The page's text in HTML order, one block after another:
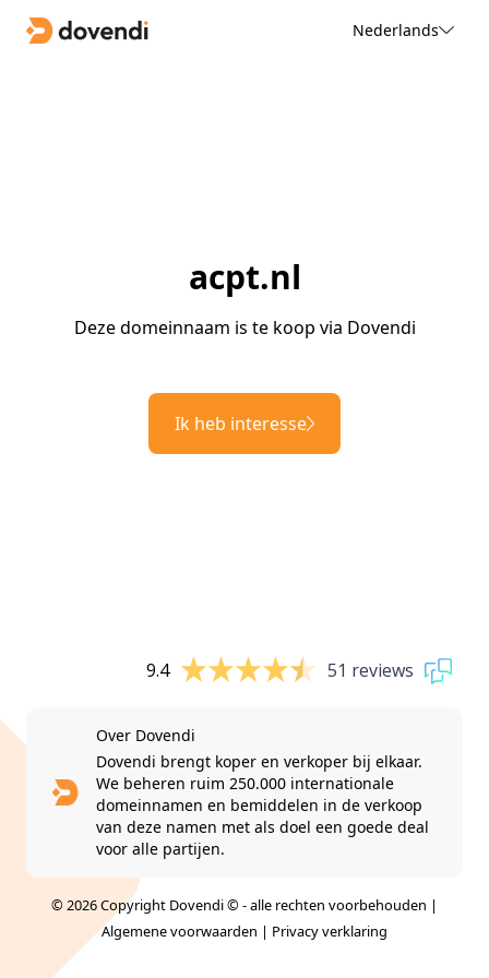
Nederlands
acpt.nl
Deze domeinnaam is te koop via Dovendi
Ik heb interesse
9.4 51 reviews
Over Dovendi
Dovendi brengt koper en verkoper bij elkaar.
We beheren ruim 250.000 internationale
domeinnamen en bemiddelen in de verkoop
van deze namen met als doel een goede deal
voor alle partijen.
© 2026 Copyright Dovendi © - alle rechten voorbehouden |
Algemene voorwaarden | Privacy verklaring